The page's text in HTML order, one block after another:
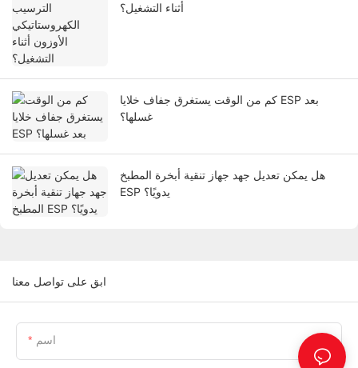
أثناء التشغيل؟
كم من الوقت يستغرق جفاف خلايا ESP بعد
غسلها؟
هل يمكن تعديل جهد جهاز تنقية أبخرة المطبخ
ESP يدويًا؟
ابق على تواصل معنا
اسم